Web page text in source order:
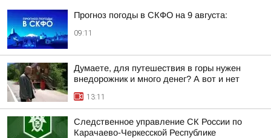
Прогноз погоды в СКФО на 9 августа:
09:11
Думаете, для путешествия в горы нужен
внедорожник и много денег? А вот и нет
13:11
Следственное управление СК России по
Карачаево-Черкесской Республике